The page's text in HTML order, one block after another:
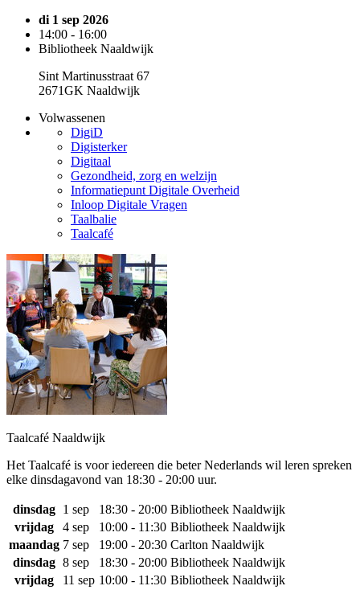
di 1 sep 2026
14:00 - 16:00
Bibliotheek Naaldwijk
Sint Martinusstraat 67
2671GK Naaldwijk
Volwassenen
DigiD
Digisterker
Digitaal
Gezondheid, zorg en welzijn
Informatiepunt Digitale Overheid
Inloop Digitale Vragen
Taalbalie
Taalcafé
Taalcafé Naaldwijk
Het Taalcafé is voor iedereen die beter Nederlands wil leren spreken
elke dinsdagavond van 18:30 - 20:00 uur.
dinsdag 1 sep 18:30 - 20:00 Bibliotheek Naaldwijk
vrijdag
4 sep 10:00 - 11:30 Bibliotheek Naaldwijk
maandag 7 sep 19:00 - 20:30 Carlton Naaldwijk
dinsdag 8 sep 18:30 - 20:00 Bibliotheek Naaldwijk
vrijdag
11 sep 10:00 - 11:30 Bibliotheek Naaldwijk